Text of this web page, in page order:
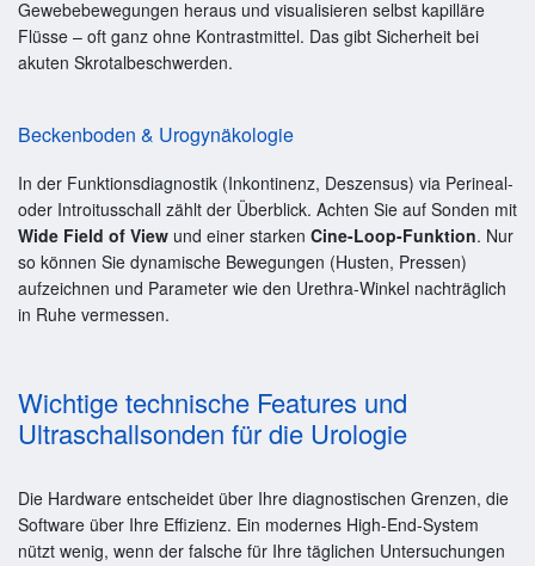
Gewebebewegungen heraus und visualisieren selbst kapilläre
Flüsse – oft ganz ohne Kontrastmittel. Das gibt Sicherheit bei
akuten Skrotalbeschwerden.
Beckenboden & Urogynäkologie
In der Funktionsdiagnostik (Inkontinenz, Deszensus) via Perineal-
oder Introitusschall zählt der Überblick. Achten Sie auf Sonden mit
Wide Field of View und einer starken Cine-Loop-Funktion. Nur
so können Sie dynamische Bewegungen (Husten, Pressen)
aufzeichnen und Parameter wie den Urethra-Winkel nachträglich
in Ruhe vermessen.
Wichtige technische Features und
Ultraschallsonden für die Urologie
Die Hardware entscheidet über Ihre diagnostischen Grenzen, die
Software über Ihre Effizienz. Ein modernes High-End-System
nützt wenig, wenn der falsche für Ihre täglichen Untersuchungen